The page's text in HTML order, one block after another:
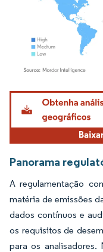
Imagem © Mordor
Panorama
A regulamentação
matéria de emissões
dados contínuos e
os requisitos de
para os analisadores.